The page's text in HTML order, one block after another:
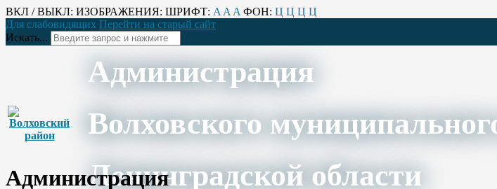
ВКЛ / ВЫКЛ: ИЗОБРАЖЕНИЯ: ШРИФТ: A A A ФОН: Ц Ц Ц Ц
Для слабовидящих Перейти на старый сайт
Искать...
Администрация
Волховского
Ленинградской области
Администрация